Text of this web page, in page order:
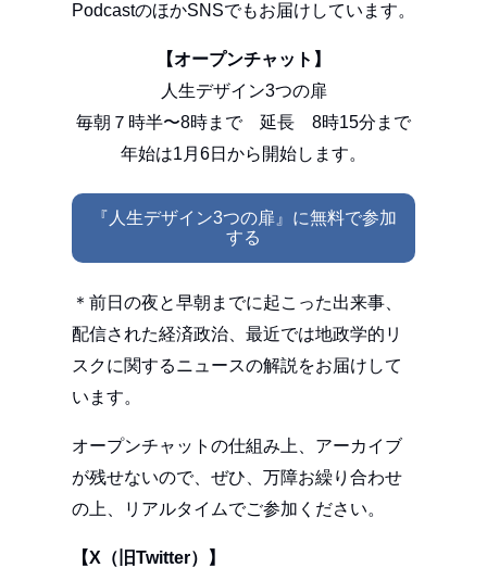
PodcastのほかSNSでもお届けしています。
【オープンチャット】
人生デザイン3つの扉
毎朝７時半〜8時まで 延長 8時15分まで
年始は1月6日から開始します。
『人生デザイン3つの扉』に無料で参加
する
＊前日の夜と早朝までに起こった出来事、
配信された経済政治、最近では地政学的リ
スクに関するニュースの解説をお届けして
います。
オープンチャットの仕組み上、アーカイブ
が残せないので、ぜひ、万障お繰り合わせ
の上、リアルタイムでご参加ください。
【X（旧Twitter）】